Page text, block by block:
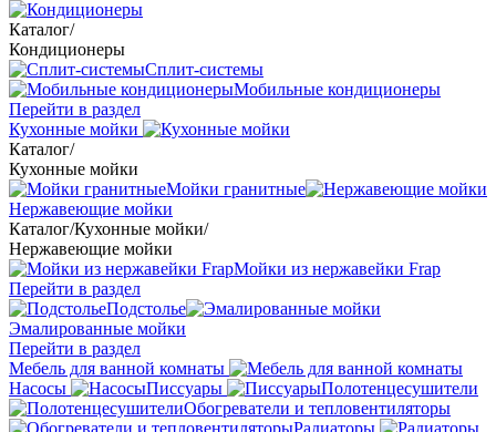
Каталог/
Кондиционеры
Сплит-системы
Мобильные кондиционеры
Перейти в раздел
Кухонные мойки
Каталог/
Кухонные мойки
Мойки гранитные
Нержавеющие мойки
Каталог/Кухонные мойки/
Нержавеющие мойки
Мойки из нержавейки Frap
Перейти в раздел
Подстолье
Эмалированные мойки
Перейти в раздел
Мебель для ванной комнаты
Насосы
Писсуары
Полотенцесушители
Обогреватели и тепловентиляторы
Радиаторы